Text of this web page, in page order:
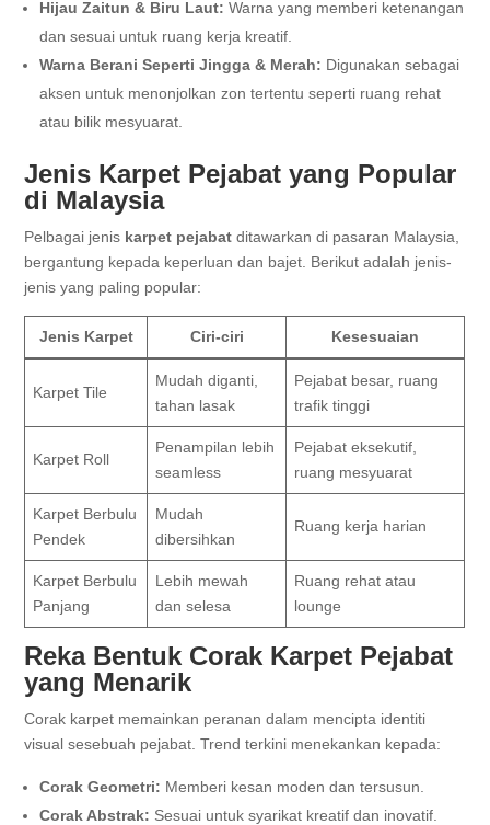
Hijau Zaitun & Biru Laut: Warna yang memberi ketenangan
dan sesuai untuk ruang kerja kreatif.
Warna Berani Seperti Jingga & Merah: Digunakan sebagai
aksen untuk menonjolkan zon tertentu seperti ruang rehat
atau bilik mesyuarat.
Jenis Karpet Pejabat yang Popular
di Malaysia
Pelbagai jenis karpet pejabat ditawarkan di pasaran Malaysia,
bergantung kepada keperluan dan bajet. Berikut adalah jenis-
jenis yang paling popular:
Jenis Karpet Ciri-ciri Kesesuaian
Karpet Tile
Mudah diganti,
tahan lasak
Pejabat besar, ruang
trafik tinggi
Karpet Roll
Penampilan lebih
seamless
Pejabat eksekutif,
ruang mesyuarat
Karpet Berbulu
Pendek
Mudah
dibersihkan
Ruang kerja harian
Karpet Berbulu
Panjang
Lebih mewah
dan selesa
Ruang rehat atau
lounge
Reka Bentuk Corak Karpet Pejabat
yang Menarik
Corak karpet memainkan peranan dalam mencipta identiti
visual sesebuah pejabat. Trend terkini menekankan kepada:
Corak Geometri: Memberi kesan moden dan tersusun.
Corak Abstrak: Sesuai untuk syarikat kreatif dan inovatif.